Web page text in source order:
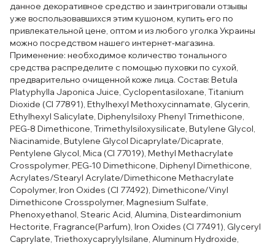
данное декоративное средство и заинтриговали отзывы
уже воспользовавшихся этим кушоном, купить его по
привлекательной цене, оптом и из любого уголка Украины
можно посредством нашего интернет-магазина.
Применение: необходимое количество тонального
средства распределите с помощью пуховки по сухой,
предварительно очищенной коже лица. Состав: Betula
Platyphylla Japonica Juice, Cyclopentasiloxane, Titanium
Dioxide (CI 77891), Ethylhexyl Methoxycinnamate, Glycerin,
Ethylhexyl Salicylate, Diphenylsiloxy Phenyl Trimethicone,
PEG-8 Dimethicone, Trimethylsiloxysilicate, Butylene Glycol,
Niacinamide, Butylene Glycol Dicaprylate/Dicaprate,
Pentylene Glycol, Mica (CI 77019), Methyl Methacrylate
Crosspolymer, PEG-10 Dimethicone, Diphenyl Dimethicone,
Acrylates/Stearyl Acrylate/Dimethicone Methacrylate
Copolymer, Iron Oxides (CI 77492), Dimethicone/Vinyl
Dimethicone Crosspolymer, Magnesium Sulfate,
Phenoxyethanol, Stearic Acid, Alumina, Disteardimonium
Hectorite, Fragrance(Parfum), Iron Oxides (CI 77491), Glyceryl
Caprylate, Triethoxycaprylylsilane, Aluminum Hydroxide,